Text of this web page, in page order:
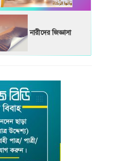
নারীদের জিজ্ঞাসা